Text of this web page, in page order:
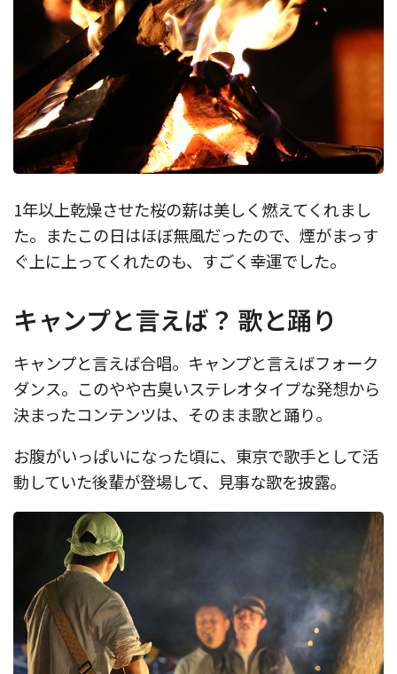
1年以上乾燥させた桜の薪は美しく燃えてくれまし
た。またこの日はほぼ無風だったので、煙がまっす
ぐ上に上ってくれたのも、すごく幸運でした。
キャンプと言えば？ 歌と踊り
キャンプと言えば合唱。キャンプと言えばフォーク
ダンス。このやや古臭いステレオタイプな発想から
決まったコンテンツは、そのまま歌と踊り。
お腹がいっぱいになった頃に、東京で歌手として活
動していた後輩が登場して、見事な歌を披露。